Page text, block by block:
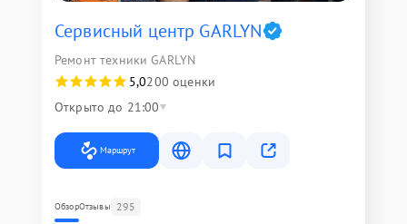
Сервисный центр GARLYN
Ремонт техники GARLYN
5,0200 оценки
Открыто до 21:00
Маршрут
ОбзорОтзывы 295